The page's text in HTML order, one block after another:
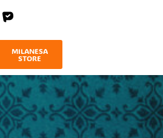
MILANESA
STORE